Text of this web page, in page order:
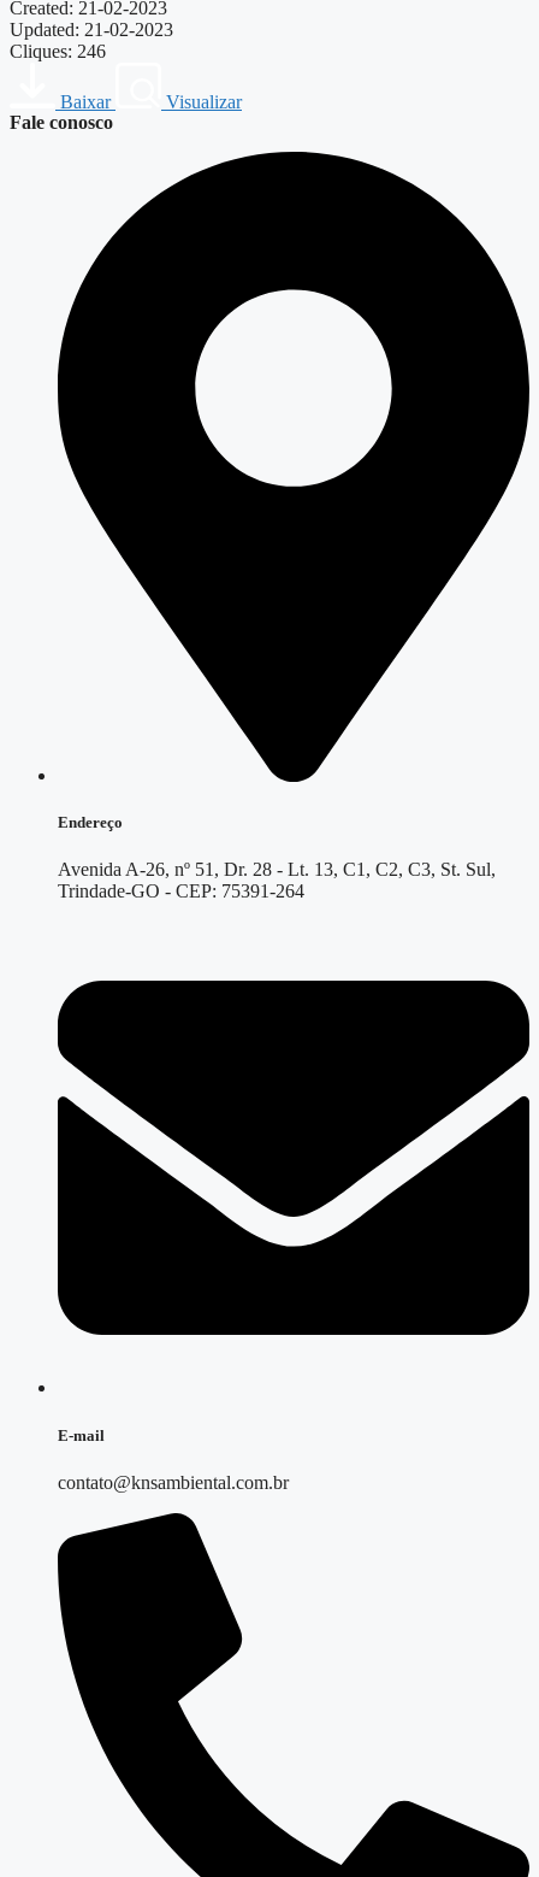
Created: 21-02-2023
Updated: 21-02-2023
Cliques: 246
Baixar
Visualizar
Fale conosco
Endereço
Avenida A-26, nº 51, Dr. 28 - Lt. 13, C1, C2, C3, St. Sul,
Trindade-GO - CEP: 75391-264
E-mail
contato@knsambiental.com.br